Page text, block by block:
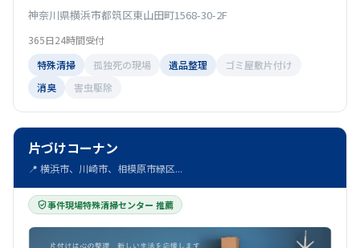
神奈川県横浜市都筑区東山田町1568-30-2F
365日24時間受付
特殊清掃
孤独死の現場 遺品整理
ゴミ屋敷片付け
消臭
害虫駆除
片づけコーナン
📍 横浜市、川崎市、相模原市緑区...
事件現場特殊清掃センター 推薦